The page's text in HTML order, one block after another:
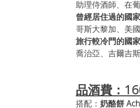
助理侍酒師、在
曾經居住過的國家
哥斯大黎加、美
旅行較冷門的國家
喬治亞、吉爾吉
品酒費：
搭配： 奶酪餅